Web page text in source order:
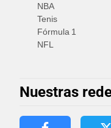
NBA
Tenis
Fórmula 1
NFL
Nuestras